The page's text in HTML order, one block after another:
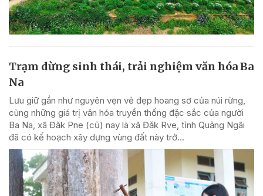
Trạm dừng sinh thái, trải nghiệm văn hóa Ba
Na
Lưu giữ gần như nguyên vẹn vẻ đẹp hoang sơ của núi rừng,
cùng những giá trị văn hóa truyền thống đặc sắc của người
Ba Na, xã Đăk Pne (cũ) nay là xã Đăk Rve, tỉnh Quảng Ngãi
đã có kế hoạch xây dựng vùng đất này trở...